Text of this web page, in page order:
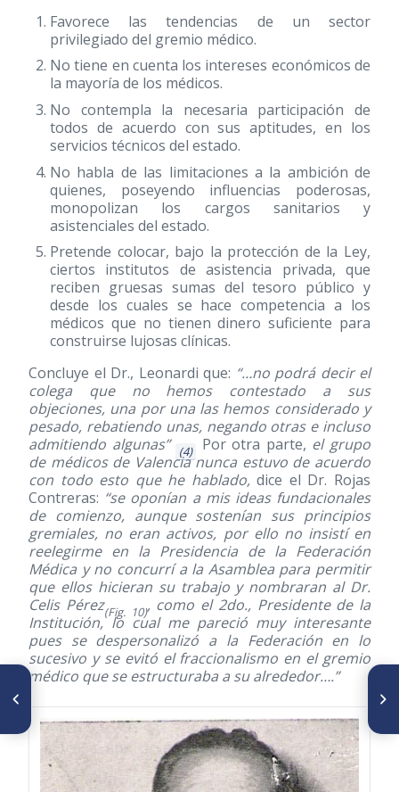
Favorece las tendencias de un sector
privilegiado del gremio médico.
No tiene en cuenta los intereses económicos de
la mayoría de los médicos.
No contempla la necesaria participación de
todos de acuerdo con sus aptitudes, en los
servicios técnicos del estado.
No habla de las limitaciones a la ambición de
quienes, poseyendo influencias poderosas,
monopolizan los cargos sanitarios y
asistenciales del estado.
Pretende colocar, bajo la protección de la Ley,
ciertos institutos de asistencia privada, que
reciben gruesas sumas del tesoro público y
desde los cuales se hace competencia a los
médicos que no tienen dinero suficiente para
construirse lujosas clínicas.
Concluye el Dr., Leonardi que: “…no podrá decir el
colega que no hemos contestado a sus
objeciones, una por una las hemos considerado y
pesado, rebatiendo unas, negando otras e incluso
admitiendo algunas” (4) Por otra parte, el grupo
de médicos de Valencia nunca estuvo de acuerdo
con todo esto que he hablado,dice el Dr. Rojas
Contreras: “se oponían a mis ideas fundacionales
de comienzo, aunque sostenían sus principios
gremiales, no eran activos, por ello no insistí en
reelegirme en la Presidencia de la Federación
Médica y no concurrí a la Asamblea para permitir
que ellos hicieran su trabajo y nombraran al Dr.
Celis Pérez(Fig. 10), como el 2do., Presidente de la
Institución, lo cual me pareció muy interesante
pues se despersonalizó a la Federación en lo
sucesivo y se evitó el fraccionalismo en el gremio
médico que se estructuraba a su alrededor….”
ARTÍCULO ANTERIOR SIGUIENTE ARTÍCULO
prehistoria: Las venus